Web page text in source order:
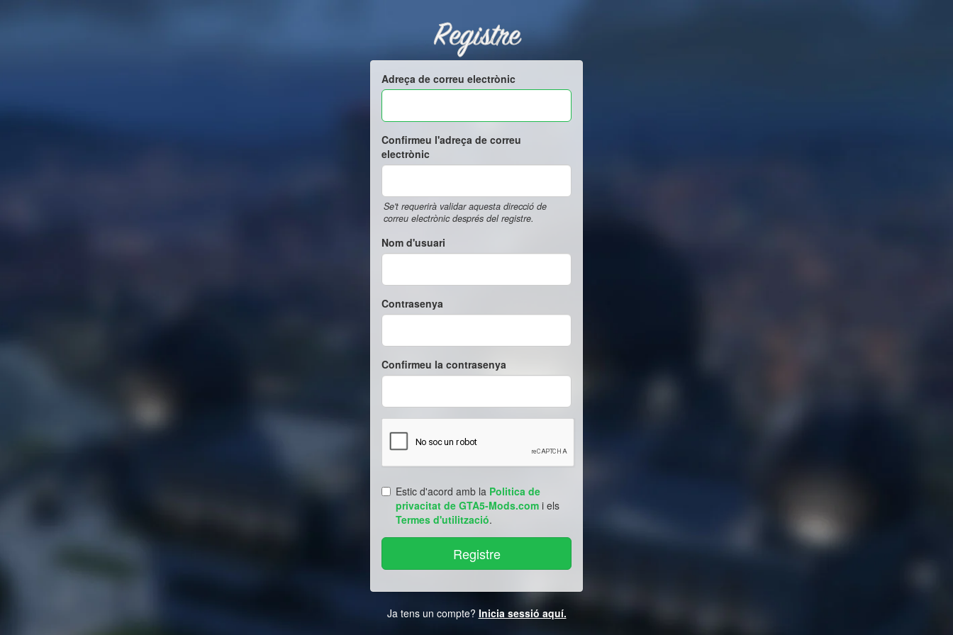
Registre
Adreça de correu electrònic
Confirmeu l'adreça de correu
electrònic
Se't requerirà validar aquesta direcció de
correu electrònic després del registre.
Nom d'usuari
Contrasenya
Confirmeu la contrasenya
Estic d'acord amb la Politica de
privacitat de GTA5-Mods.com i els
Termes d'utilització.
Ja tens un compte? Inicia sessió aquí.